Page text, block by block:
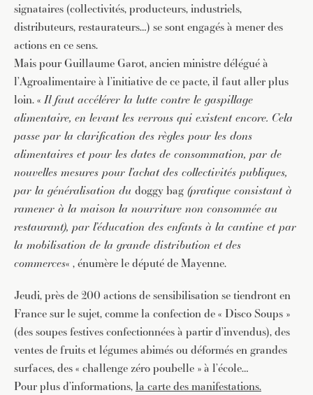
signataires (collectivités, producteurs, industriels,
distributeurs, restaurateurs…) se sont engagés à mener des
actions en ce sens.
Mais pour Guillaume Garot, ancien ministre délégué à
l’Agroalimentaire à l’initiative de ce pacte, il faut aller plus
loin. «Il faut accélérer la lutte contre le gaspillage
alimentaire, en levant les verrous qui existent encore. Cela
passe par la clarification des règles pour les dons
alimentaires et pour les dates de consommation, par de
nouvelles mesures pour l’achat des collectivités publiques,
par la généralisation du doggy bag (pratique consistant à
ramener à la maison la nourriture non consommée au
restaurant), par l’éducation des enfants à la cantine et par
la mobilisation de la grande distribution et des
commerces« , énumère le député de Mayenne.
Jeudi, près de 200 actions de sensibilisation se tiendront en
France sur le sujet, comme la confection de « Disco Soups »
(des soupes festives confectionnées à partir d’invendus), des
ventes de fruits et légumes abimés ou déformés en grandes
surfaces, des « challenge zéro poubelle » à l’école…
Pour plus d’informations,la carte des manifestations.